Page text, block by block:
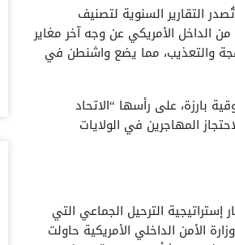
التقارير السنوية لتصنيف
الداخل الأمريكي عن وجه آخر مغاير
والتعذيب، مما يضع واشنطن في
على رأسها “الاتحاد
المهاجرين في الولايات
الترحيل الجماعي التي
تجاوزت 1.2 مليار دولار، ورغم أن وزارة الأمن الداخلي الأمريكية حاولت